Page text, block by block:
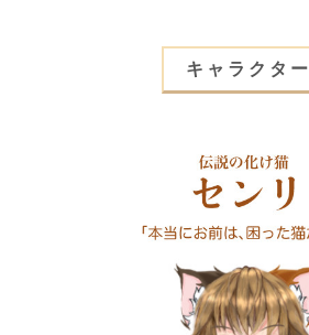
キャラクター